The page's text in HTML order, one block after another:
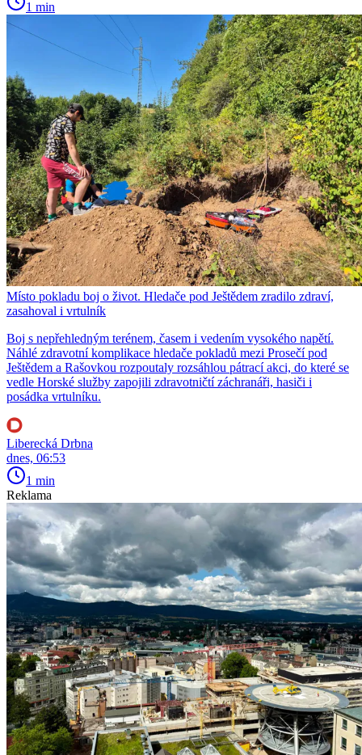
1 min
Místo pokladu boj o život. Hledače pod Ještědem zradilo zdraví,
zasahoval i vrtulník
Boj s nepřehledným terénem, časem i vedením vysokého napětí.
Náhlé zdravotní komplikace hledače pokladů mezi Prosečí pod
Ještědem a Rašovkou rozpoutaly rozsáhlou pátrací akci, do které se
vedle Horské služby zapojili zdravotničtí záchranáři, hasiči i
posádka vrtulníku.
Liberecká Drbna
dnes, 06:53
1 min
Reklama